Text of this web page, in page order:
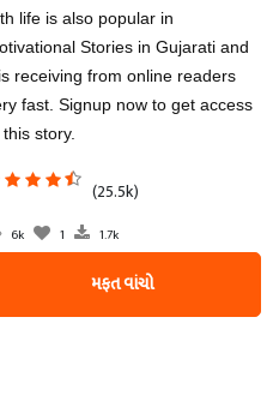
life is also popular in
Stories in Gujarati and
receiving from online readers
fast. Signup now to get access
story.
(25.5k)
6k 1 1.7k
મફત વાંચો